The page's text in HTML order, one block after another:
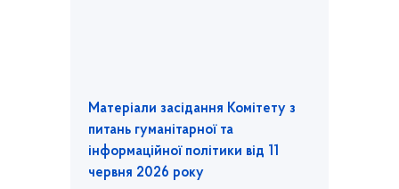
Матеріали засідання Комітету з
питань гуманітарної та
інформаційної політики від 11
червня 2026 року